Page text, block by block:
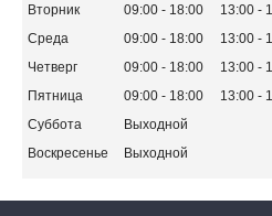
Вторник
09:00 18:00 13:00
Среда
09:00 18:00 13:00
Четверг
09:00 18:00 13:00
Пятница
09:00 18:00 13:00
Суббота
Выходной
Воскресенье
Выходной